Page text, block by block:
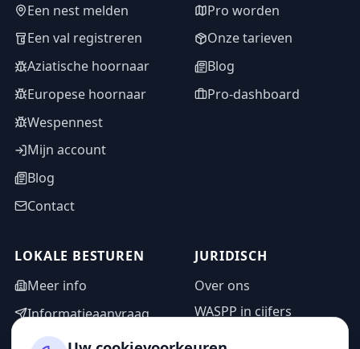
Een nest melden
Een val registreren
Aziatische hoornaar
Europese hoornaar
Wespennest
Mijn account
Blog
Contact
Pro worden
Onze tarieven
Blog
Pro-dashboard
LOKALE BESTUREN
Meer info
Informatieaanvraag
Adminzone
JURIDISCH
Over ons
WASPP in cijfers